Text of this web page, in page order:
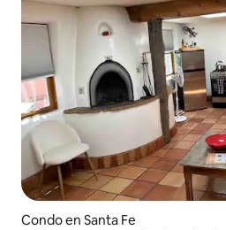
Condo en Santa Fe